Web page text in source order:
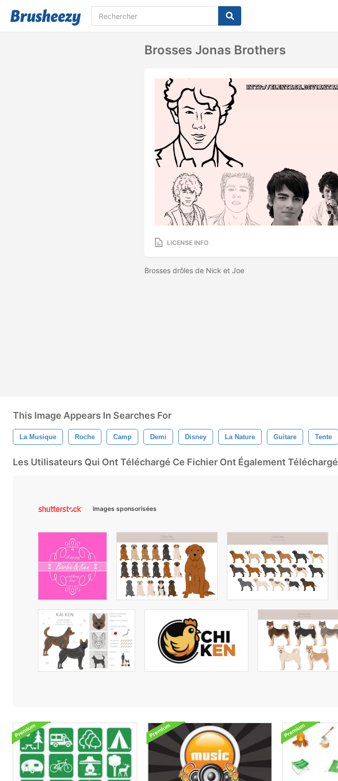
Brosses Jonas Brothers
LICENSE INFO
Brosses drôles de Nick et Joe
This Image Appears In Searches For
La Musique Roche Camp Demi Disney La Nature Guitare Tente
Les Utilisateurs Qui Ont Téléchargé Ce Fichier Ont Également Téléchargé
Images sponsorisées